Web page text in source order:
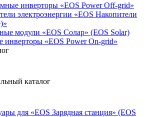
инверторы «EOS Power Off-grid»
электроэнергии «EOS Накопители
модули «EOS Солар» (EOS Solar)
инверторы «EOS Power On-grid»
каталог
для «EOS Зарядная станция» (EOS